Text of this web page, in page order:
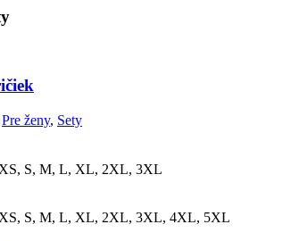
Pre ženy, Sety
XS, S, M, L, XL, 2XL, 3XL
XS, S, M, L, XL, 2XL, 3XL, 4XL, 5XL